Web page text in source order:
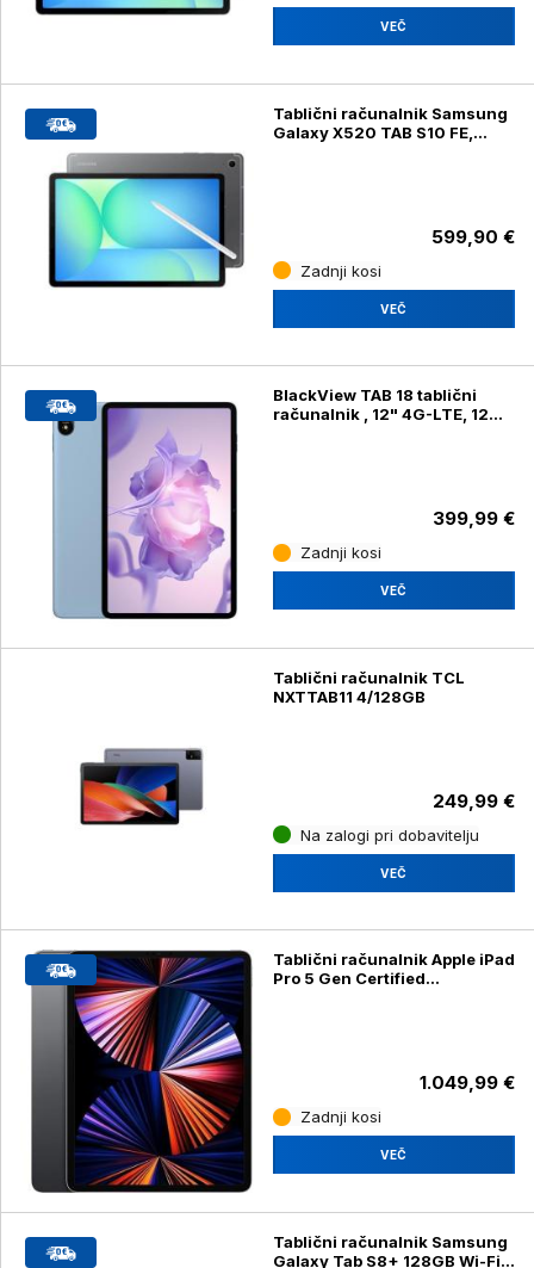
VEČ
Tablični računalnik Samsung
Galaxy X520 TAB S10 FE,
599,90 €
Zadnji kosi
VEČ
BlackView TAB 18 tablični
računalnik , 12" 4G-LTE, 12GB
399,99 €
Zadnji kosi
VEČ
Tablični računalnik TCL
NXTTAB11 4/128GB
249,99 €
Na zalogi pri dobavitelju
VEČ
Tablični računalnik Apple iPad
Pro 5 Gen Certified
1.049,99 €
Zadnji kosi
VEČ
Tablični računalnik Samsung
Galaxy Tab S8+ 128GB Wi-Fi,